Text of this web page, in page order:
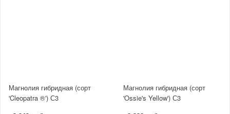
Магнолия гибридная (сорт
'Cleopatra ®') С3
Магнолия гибридная (сорт
'Ossie's Yellow') С3